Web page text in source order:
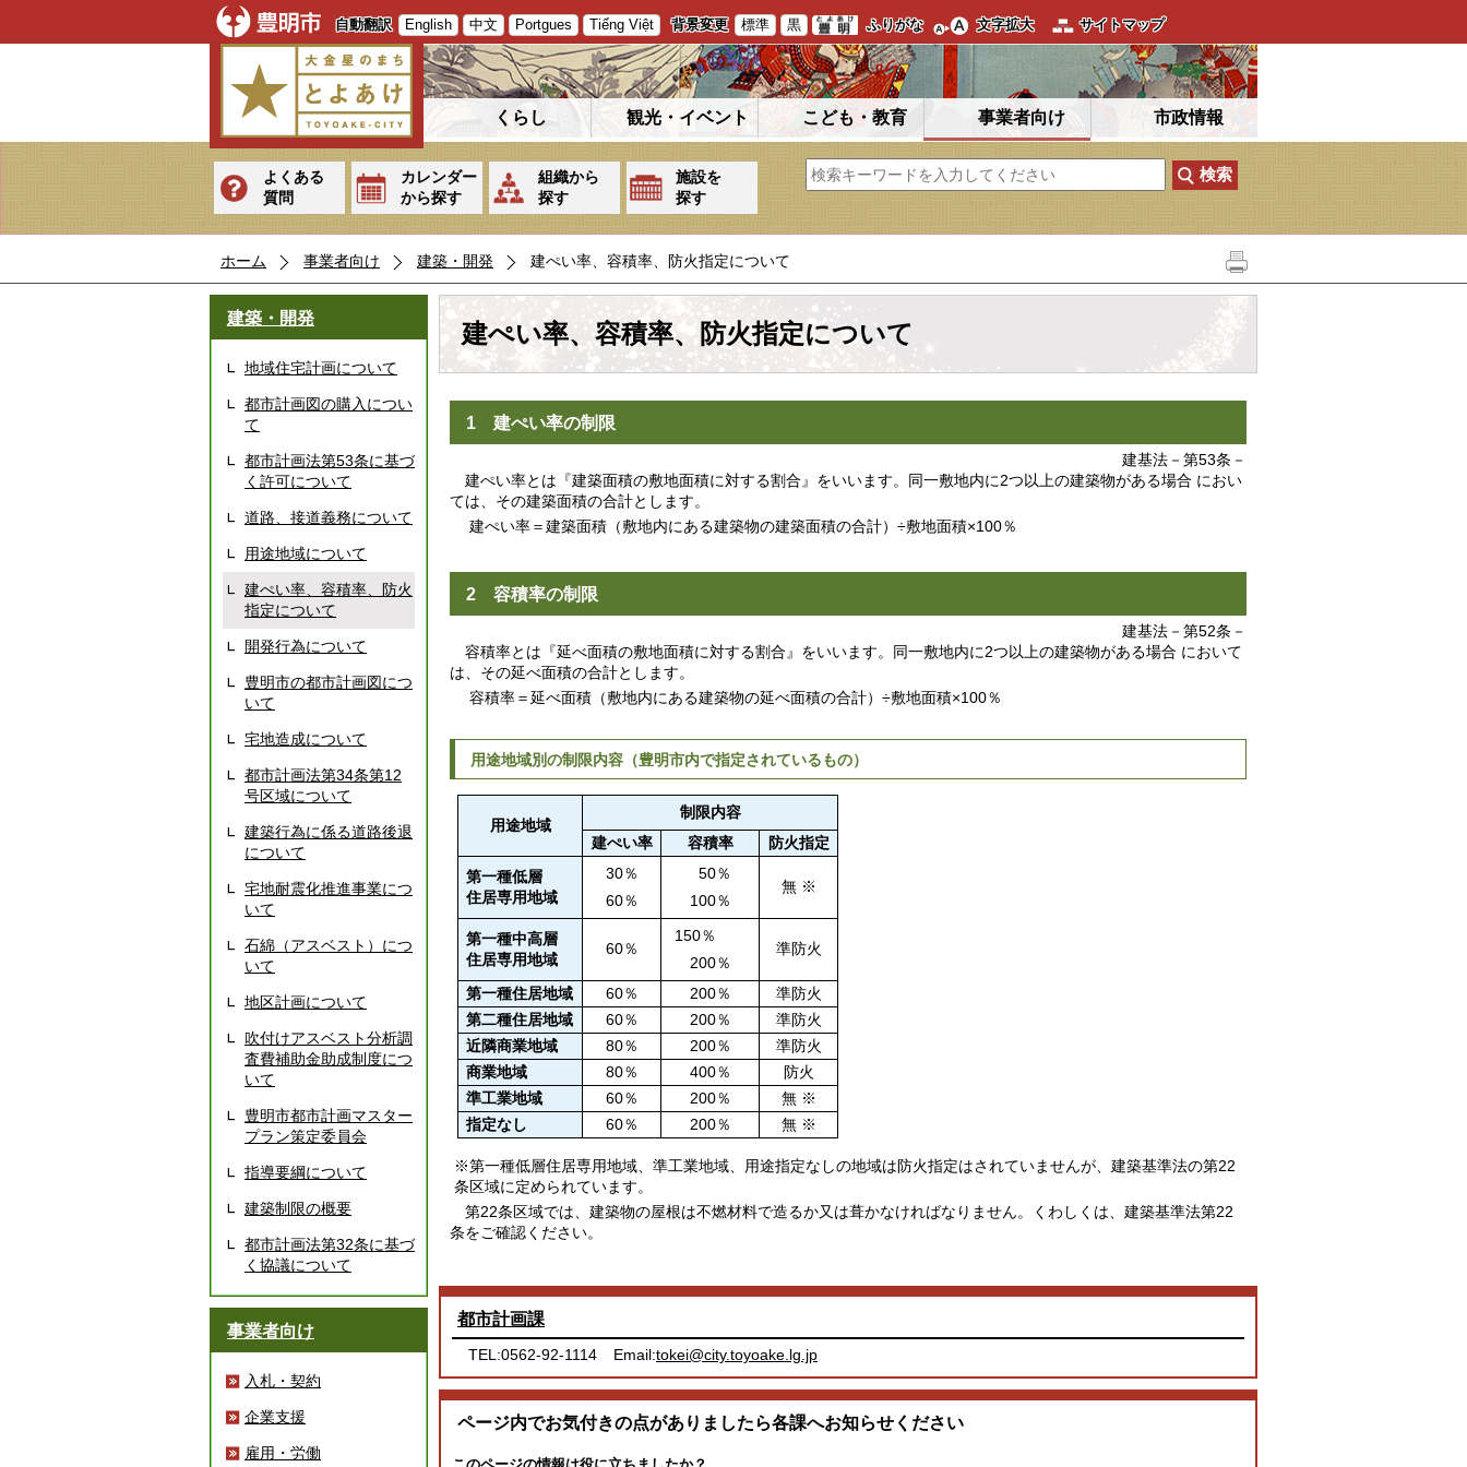
自動翻訳 English 中文 Portgues Tiếng Việt 背景変更 標準 黒 ふりがな 文字拡大 サイトマップ
くらし 観光・イベント こども・教育 事業者向け 市政情報
よくある
質問
カレンダー
から探す
組織から
探す
施設を
探す
ホーム 事業者向け 建築・開発 建ぺい率、容積率、防火指定について
建築・開発
地域住宅計画について
都市計画図の購入につい
て
都市計画法第53条に基づ
く許可について
道路、接道義務について
用途地域について
建ぺい率、容積率、防火
指定について
開発行為について
豊明市の都市計画図につ
いて
宅地造成について
都市計画法第34条第12
号区域について
建築行為に係る道路後退
について
宅地耐震化推進事業につ
いて
石綿（アスベスト）につ
いて
地区計画について
吹付けアスベスト分析調
査費補助金助成制度につ
いて
豊明市都市計画マスター
プラン策定委員会
指導要綱について
建築制限の概要
都市計画法第32条に基づ
く協議について
事業者向け
入札・契約
企業支援
雇用・労働
建ぺい率、容積率、防火指定について
1 建ぺい率の制限
建基法－第53条－
建ぺい率とは『建築面積の敷地面積に対する割合』をいいます。同一敷地内に2つ以上の建築物がある場合 におい
ては、その建築面積の合計とします。
建ぺい率＝建築面積（敷地内にある建築物の建築面積の合計）÷敷地面積×100％
2 容積率の制限
建基法－第52条－
容積率とは『延べ面積の敷地面積に対する割合』をいいます。同一敷地内に2つ以上の建築物がある場合 において
は、その延べ面積の合計とします。
容積率＝延べ面積（敷地内にある建築物の延べ面積の合計）÷敷地面積×100％
用途地域別の制限内容（豊明市内で指定されているもの）
用途地域
制限内容
建ぺい率
容積率
防火指定
第一種低層
住居専用地域
30％
60％
50％
100％
無 ※
第一種中高層
住居専用地域
60％
150％
200％
準防火
第一種住居地域 60％ 200％
準防火
第二種住居地域
60％ 200％
準防火
近隣商業地域
80％ 200％
準防火
商業地域
80％ 400％
防火
準工業地域
60％ 200％
無 ※
指定なし
60％ 200％ 無 ※
※第一種低層住居専用地域、準工業地域、用途指定なしの地域は防火指定はされていませんが、建築基準法の第22
条区域に定められています。
第22条区域では、建築物の屋根は不燃材料で造るか又は葺かなければなりません。くわしくは、建築基準法第22
条をご確認ください。
都市計画課
TEL:0562-92-1114 Email:tokei@city.toyoake.lg.jp
ページ内でお気付きの点がありましたら各課へお知らせください